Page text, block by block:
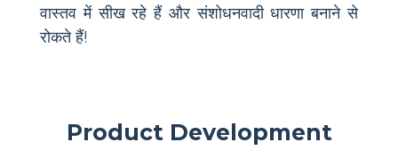
वास्तव में सीख रहे हैं और संशोधनवादी धारणा बनाने से
रोकते हैं!
Product Development